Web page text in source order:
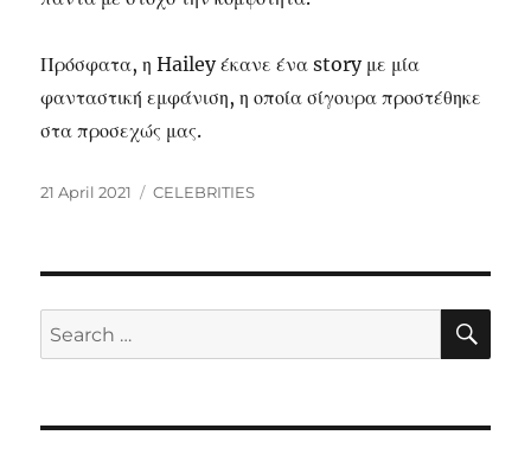
Πρόσφατα, η Hailey έκανε ένα story με μία
φανταστική εμφάνιση, η οποία σίγουρα προστέθηκε
στα προσεχώς μας.
Posted
21 April 2021 Categories
CELEBRITIES
Search
for: